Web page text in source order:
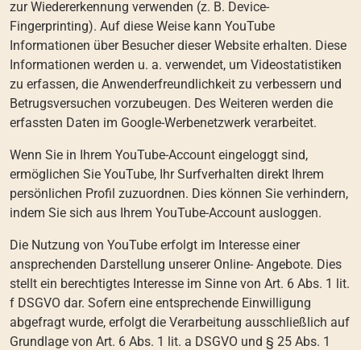
zur Wiedererkennung verwenden (z. B. Device-
Fingerprinting). Auf diese Weise kann YouTube
Informationen über Besucher dieser Website erhalten. Diese
Informationen werden u. a. verwendet, um Videostatistiken
zu erfassen, die Anwenderfreundlichkeit zu verbessern und
Betrugsversuchen vorzubeugen. Des Weiteren werden die
erfassten Daten im Google-Werbenetzwerk verarbeitet.
Wenn Sie in Ihrem YouTube-Account eingeloggt sind,
ermöglichen Sie YouTube, Ihr Surfverhalten direkt Ihrem
persönlichen Profil zuzuordnen. Dies können Sie verhindern,
indem Sie sich aus Ihrem YouTube-Account ausloggen.
Die Nutzung von YouTube erfolgt im Interesse einer
ansprechenden Darstellung unserer Online- Angebote. Dies
stellt ein berechtigtes Interesse im Sinne von Art. 6 Abs. 1 lit.
f DSGVO dar. Sofern eine entsprechende Einwilligung
abgefragt wurde, erfolgt die Verarbeitung ausschließlich auf
Grundlage von Art. 6 Abs. 1 lit. a DSGVO und § 25 Abs. 1